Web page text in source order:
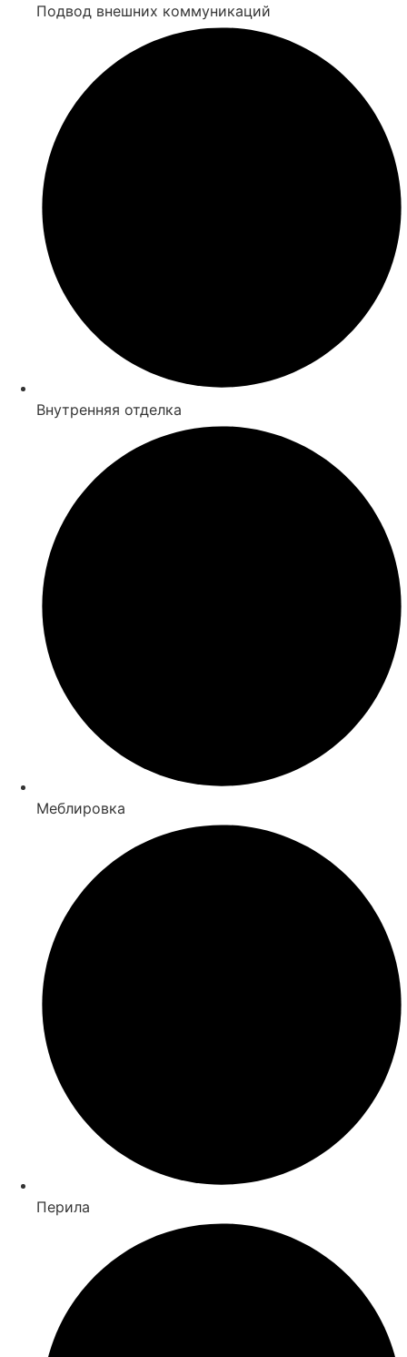
Подвод внешних коммуникаций
Внутренняя отделка
Меблировка
Перила